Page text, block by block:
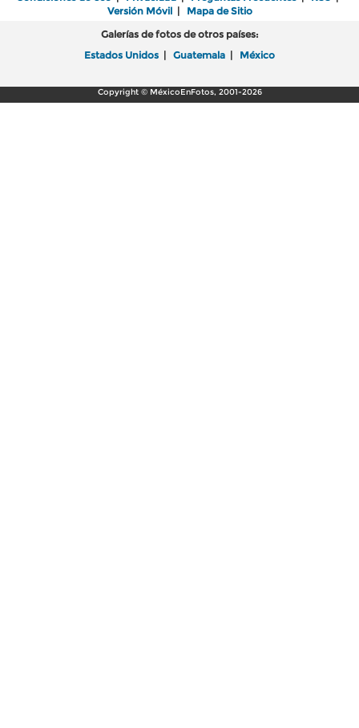
Versión Móvil| Mapa de Sitio
Galerías de fotos de otros países:
Estados Unidos | Guatemala | México
Copyright © MéxicoEnFotos, 2001-2026